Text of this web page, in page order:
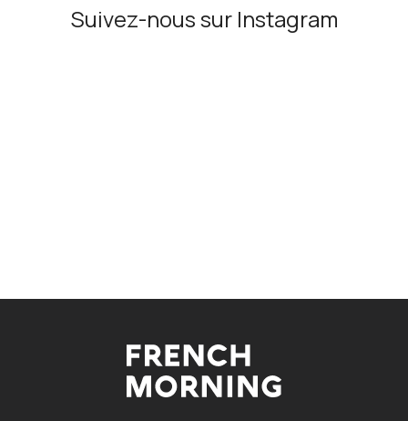
Suivez-nous sur Instagram